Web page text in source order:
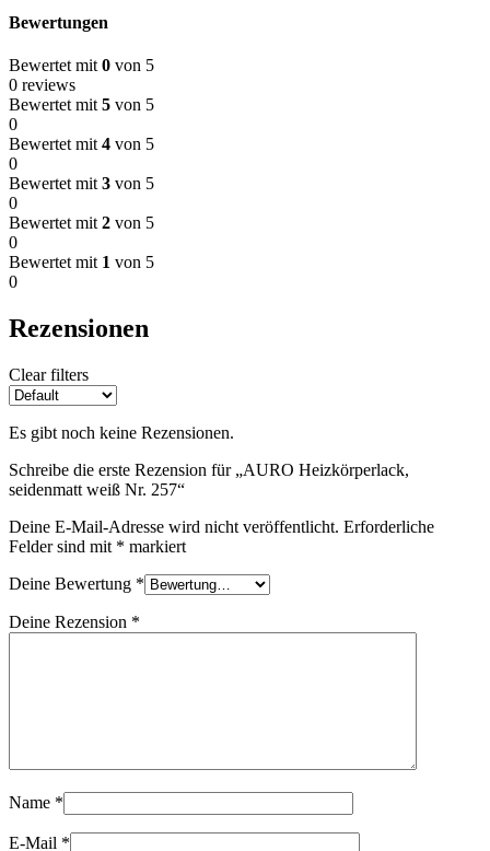
Bewertungen
Bewertet mit 0 von 5
0 reviews
Bewertet mit 5 von 5
0
Bewertet mit 4 von 5
0
Bewertet mit 3 von 5
0
Bewertet mit 2 von 5
0
Bewertet mit 1 von 5
0
Rezensionen
Clear filters
Es gibt noch keine Rezensionen.
Schreibe die erste Rezension für „AURO Heizkörperlack,
seidenmatt weiß Nr. 257“
Deine E-Mail-Adresse wird nicht veröffentlicht. Erforderliche
Felder sind mit * markiert
Deine Bewertung *
Deine Rezension *
Name *
E-Mail *